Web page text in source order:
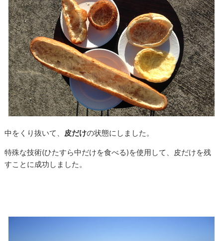
中をくり抜いて、 皮だけの状態にしました。
特殊な技術(ひたすら中だけを食べる)を使用して、皮だけを残
すことに成功しました。